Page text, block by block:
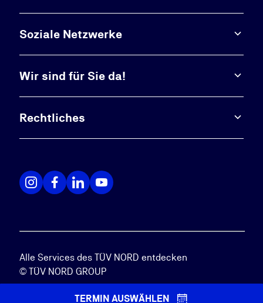
TERMIN AUSWÄHLEN
Soziale Netzwerke
Wir sind für Sie da!
Rechtliches
Alle Services des TÜV NORD entdecken
© TÜV NORD GROUP